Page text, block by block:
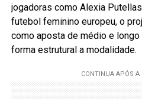
jogadoras como Alexia
futebol feminino europeu, o
como aposta de médio e
forma estrutural a modalidade.